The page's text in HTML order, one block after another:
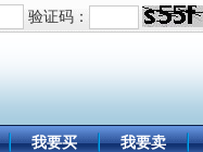
验证码：
我要买 我要卖